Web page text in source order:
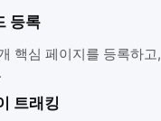
등록
핵심 페이지를 등록하
트래킹